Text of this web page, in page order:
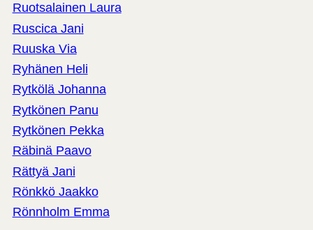
Ruotsalainen Laura
Ruscica Jani
Ruuska Via
Ryhänen Heli
Rytkölä Johanna
Rytkönen Panu
Rytkönen Pekka
Räbinä Paavo
Rättyä Jani
Rönkkö Jaakko
Rönnholm Emma